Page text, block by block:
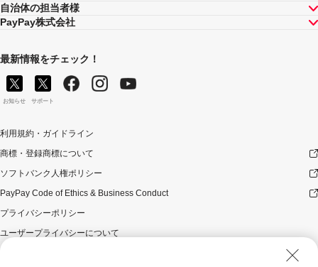
自治体の担当者様
PayPay株式会社
最新情報をチェック！
お知らせ サポート
利用規約・ガイドライン
商標・登録商標について
ソフトバンク人権ポリシー
PayPay Code of Ethics & Business Conduct
プライバシーポリシー
ユーザープライバシーについて